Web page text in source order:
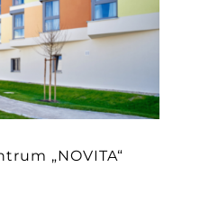
„NOVITA“